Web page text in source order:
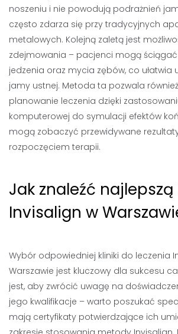
noszeniu i nie powodują podrażnień
często zdarza się przy tradycyjnych
metalowych. Kolejną zaletą jest
zdejmowania – pacjenci mogą
jedzenia oraz mycia zębów, co ułatwia
jamy ustnej. Metoda ta pozwala
planowanie leczenia dzięki
komputerowej do symulacji efektów
mogą zobaczyć przewidywane
rozpoczęciem terapii.
Jak znaleźć najlepszą
Invisalign w
Wybór odpowiedniej kliniki do leczenia
Warszawie jest kluczowy dla sukcesu
jest, aby zwrócić uwagę na
jego kwalifikacje – warto poszukać
mają certyfikaty potwierdzające ich